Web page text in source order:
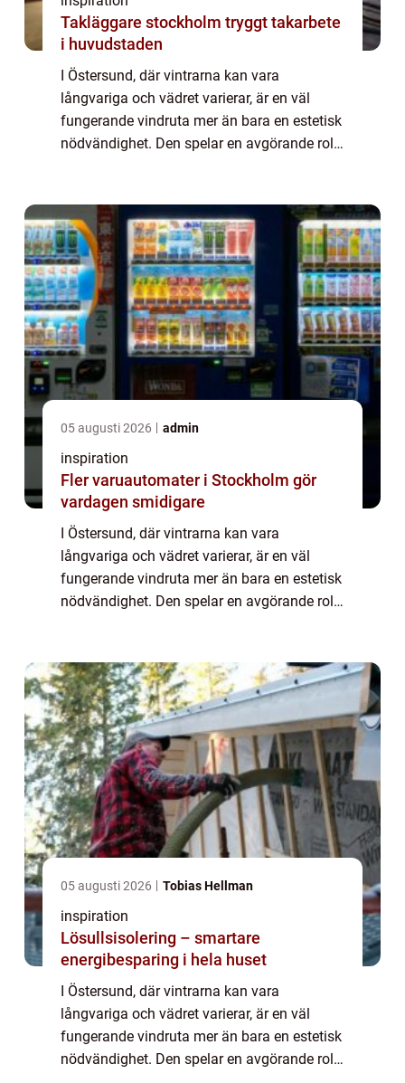
Takläggare stockholm tryggt takarbete
i huvudstaden
I Östersund, där vintrarna kan vara
långvariga och vädret varierar, är en väl
fungerande vindruta mer än bara en estetisk
nödvändighet. Den spelar en avgörande roll
05 augusti 2026 admin
inspiration
Fler varuautomater i Stockholm gör
vardagen smidigare
I Östersund, där vintrarna kan vara
långvariga och vädret varierar, är en väl
fungerande vindruta mer än bara en estetisk
nödvändighet. Den spelar en avgörande roll
05 augusti 2026 Tobias Hellman
inspiration
Lösullsisolering – smartare
energibesparing i hela huset
I Östersund, där vintrarna kan vara
långvariga och vädret varierar, är en väl
fungerande vindruta mer än bara en estetisk
nödvändighet. Den spelar en avgörande roll